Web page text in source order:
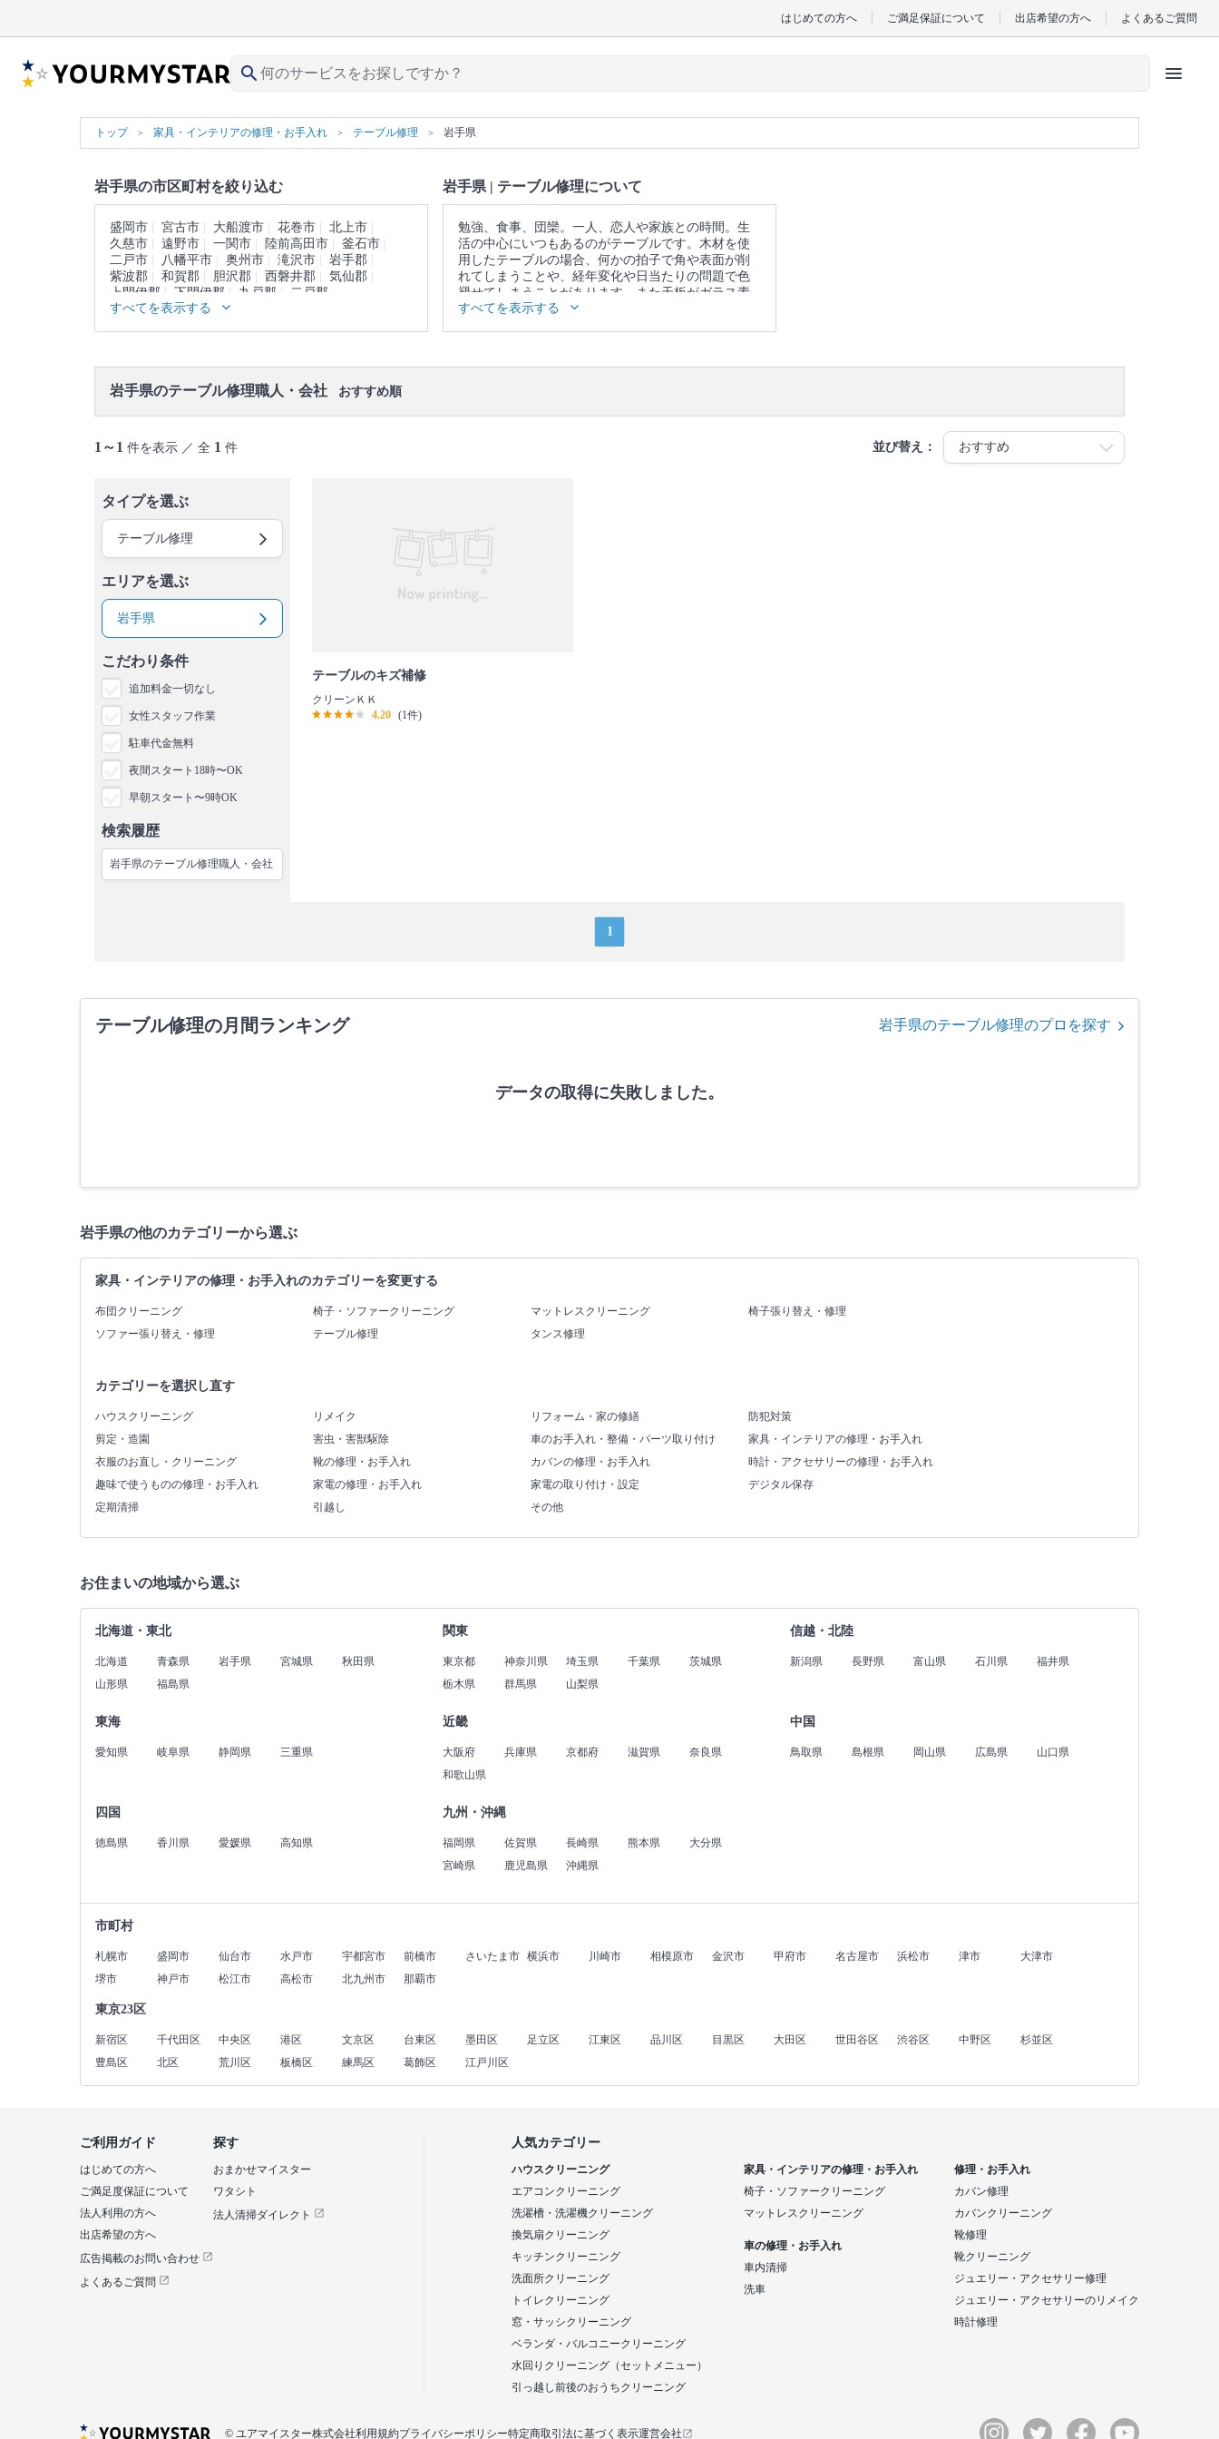
はじめての方へ ご満足保証について 出店希望の方へ よくあるご質問
search menu
トップ 家具・インテリアの修理・お手入れ テーブル修理 岩手県
岩手県の市区町村を絞り込む
盛岡市 宮古市 大船渡市 花巻市
北上市
久慈市
遠野市 一関市 陸前高田市
釜石市
二戸市
八幡平市 奥州市 滝沢市
岩手郡
紫波郡
和賀郡 胆沢郡 西磐井郡
気仙郡
上閉伊郡
下閉伊郡 九戸郡
二戸郡
すべてを表示する
岩手県 | テーブル修理について
勉強、食事、団欒。一人、恋人や家族との時間。生
活の中心にいつもあるのがテーブルです。木材を使
用したテーブルの場合、何かの拍子で角や表面が削
れてしまうことや、経年変化や日当たりの問題で色
褪せてしまうことがあります。また天板がガラス素
材の場合、素材の性質上、物を置いたり動かしたり
口コミもご参照ください。
すべてを表示する
岩手県のテーブル修理職人・会社 おすすめ順
1～1 件を表示 ／ 全 1 件 並び替え：
タイプを選ぶ
テーブル修理
エリアを選ぶ
岩手県
こだわり条件
追加料金一切なし
女性スタッフ作業
駐車代金無料
夜間スタート18時〜OK
早朝スタート〜9時OK
検索履歴
岩手県のテーブル修理職人・会社
テーブルのキズ補修
クリーンＫＫ
4.20 (1件)
1
テーブル修理の月間ランキング 岩手県のテーブル修理のプロを探す
データの取得に失敗しました。
岩手県の他のカテゴリーから選ぶ
家具・インテリアの修理・お手入れのカテゴリーを変更する
布団クリーニング 椅子・ソファークリーニング マットレスクリーニング
椅子張り替え・修理
ソファー張り替え・修理
テーブル修理 タンス修理
カテゴリーを選択し直す
ハウスクリーニング リメイク リフォーム・家の修繕
防犯対策
剪定・造園
害虫・害獣駆除 車のお手入れ・整備・パーツ取り付け
家具・インテリアの修理・お手入れ
衣服のお直し・クリーニング
靴の修理・お手入れ カバンの修理・お手入れ
時計・アクセサリーの修理・お手入れ
趣味で使うものの修理・お手入れ
家電の修理・お手入れ 家電の取り付け・設定
デジタル保存
定期清掃
引越し その他
お住まいの地域から選ぶ
北海道・東北
北海道 青森県 岩手県 宮城県
秋田県
山形県
福島県
関東
東京都 神奈川県 埼玉県 千葉県
茨城県
栃木県
群馬県 山梨県
信越・北陸
新潟県 長野県 富山県 石川県 福井県
東海
愛知県 岐阜県 静岡県 三重県
近畿
大阪府 兵庫県 京都府 滋賀県
奈良県
和歌山県
中国
鳥取県 島根県 岡山県 広島県 山口県
四国
徳島県 香川県 愛媛県 高知県
九州・沖縄
福岡県 佐賀県 長崎県 熊本県
大分県
宮崎県
鹿児島県 沖縄県
市町村
札幌市 盛岡市 仙台市 水戸市 宇都宮市 前橋市 さいたま市 横浜市 川崎市 相模原市 金沢市 甲府市 名古屋市 浜松市 津市
大津市
堺市
神戸市 松江市 高松市 北九州市 那覇市
東京23区
新宿区 千代田区 中央区 港区 文京区 台東区 墨田区 足立区 江東区 品川区 目黒区 大田区 世田谷区 渋谷区 中野区
杉並区
豊島区
北区 荒川区 板橋区 練馬区 葛飾区 江戸川区
探す
おまかせマイスター
ワタシト
法人清掃ダイレクト
ご利用ガイド
はじめての方へ
ご満足度保証について
法人利用の方へ
出店希望の方へ
広告掲載のお問い合わせ
よくあるご質問
人気カテゴリー
ハウスクリーニング
エアコンクリーニング
洗濯槽・洗濯機クリーニング
換気扇クリーニング
キッチンクリーニング
洗面所クリーニング
トイレクリーニング
窓・サッシクリーニング
ベランダ・バルコニークリーニング
水回りクリーニング（セットメニュー）
引っ越し前後のおうちクリーニング
家具・インテリアの修理・お手入れ
椅子・ソファークリーニング
マットレスクリーニング
車の修理・お手入れ
車内清掃
洗車
修理・お手入れ
カバン修理
カバンクリーニング
靴修理
靴クリーニング
ジュエリー・アクセサリー修理
ジュエリー・アクセサリーのリメイク
時計修理
利用規約プライバシーポリシー特定商取引法に基づく表示運営会社
© ユアマイスター株式会社